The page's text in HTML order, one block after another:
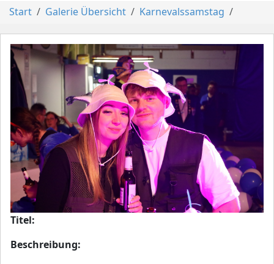
Start Galerie Übersicht Karnevalssamstag
Titel:
Beschreibung: